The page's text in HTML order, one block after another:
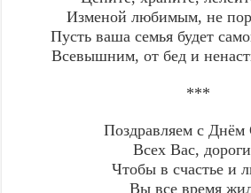
Изменой любимым, не
Пусть ваша семья будет
Всевышним, от бед и
***
Поздравляем с Днём
Всех Вас,
Чтобы в счастье и
Вы все время